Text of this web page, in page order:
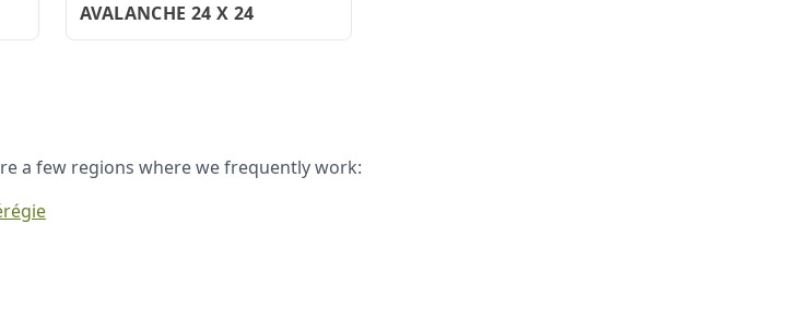
AVALANCHE 24 X 24
a few regions where we frequently work: